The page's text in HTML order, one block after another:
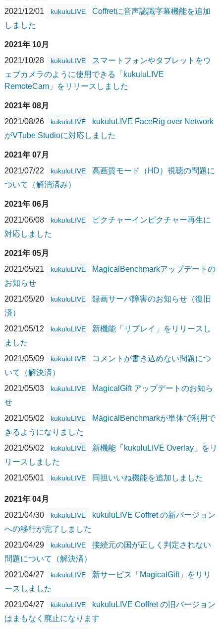
2021/12/01
kukuluLIVE
Coffretに音声認識字幕機能を追加
しました
2021年 10月
2021/10/28
kukuluLIVE
スマートフォンやタブレットをウ
ェブカメラのように使用できる「kukuluLIVE
RemoteCam」をリリースしました
2021年 08月
2021/08/26
kukuluLIVE
kukuluLIVE FaceRig over Network
がVTube Studioに対応しました
2021年 07月
2021/07/22
kukuluLIVE
高画質モード（HD）視聴の問題に
ついて（解消済み）
2021年 06月
2021/06/08
kukuluLIVE
ピクチャーインピクチャー再生に
対応しました
2021年 05月
2021/05/21
kukuluLIVE
MagicalBenchmarkアップデートの
お知らせ
2021/05/20
kukuluLIVE
録画サーバ障害のお知らせ（復旧
済）
2021/05/12
kukuluLIVE
新機能「リプレイ」をリリースし
ました
2021/05/09
kukuluLIVE
コメントが書き込めない問題につ
いて（解決済）
2021/05/03
kukuluLIVE
MagicalGift アップデートのお知ら
せ
2021/05/02
kukuluLIVE
MagicalBenchmarkが単体で利用で
きるようになりました
2021/05/02
kukuluLIVE
新機能「kukuluLIVE Overlay」をリ
リースしました
2021/05/01
kukuluLIVE 同担いいね機能を追加しました
2021年 04月
2021/04/30
kukuluLIVE
kukuluLIVE Coffret の新バージョン
への移行が完了しました
2021/04/29
kukuluLIVE
接続元の国が正しく判定されない
問題について（解決済）
2021/04/27
kukuluLIVE
新サービス「MagicalGift」をリリ
ースしました
2021/04/27
kukuluLIVE
kukuluLIVE Coffret の旧バージョン
はまもなく廃止になります